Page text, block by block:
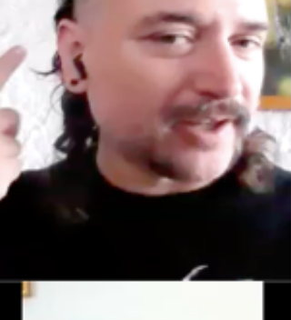
abarca, ya sea desde su andar con la banda
Chancho en Piedra, su participación
imprescindible con el genial proyecto 31
Minutos, hasta la formación de Pillanes
a los hermanos Durán y Pedropiedra, esto
conjunto con múltiples colaboraciones. Así,
los hermanos están por lanzar su